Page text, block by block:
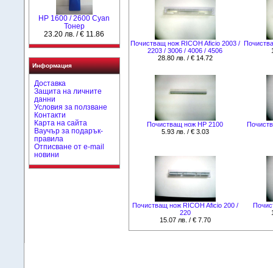
HР 1600 / 2600 Cyan
Тонер
23.20 лв. / € 11.86
Информация
Доставка
Защита на личните
данни
Условия за ползване
Контакти
Карта на сайта
Ваучър за подарък-
правила
Отписване от e-mail
новини
Почистващ нож RICOH Aficio 2003 /
2203 / 3006 / 4006 / 4506
28.80 лв. / € 14.72
Почистващ нож HP 2100
5.93 лв. / € 3.03
Почистващ нож RICOH Aficio 200 /
220
15.07 лв. / € 7.70